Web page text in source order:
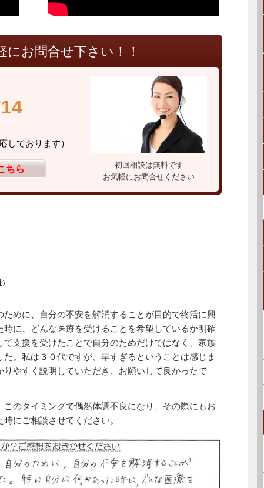
にお問合せ下さい！！
初回相談は無料です
お気軽にお問合せください
務所まで
しております）
ちら
めに、自分の不安を解消することが目的で終活に興
に、どんな医療を受けることを希望しているか明確
支援を受けたことで自分のためだけではなく、家族
。私は３０代ですが、早すぎるということは感じま
やすく説明していただき、お願いして良かったで
のタイミングで偶然体調不良になり、その際にもお
にご相談させてください。